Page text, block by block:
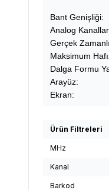
Bant
Gerçek
Dalga
Arayüz:
Ürün Filtreleri
MHz
Kanal
Barkod